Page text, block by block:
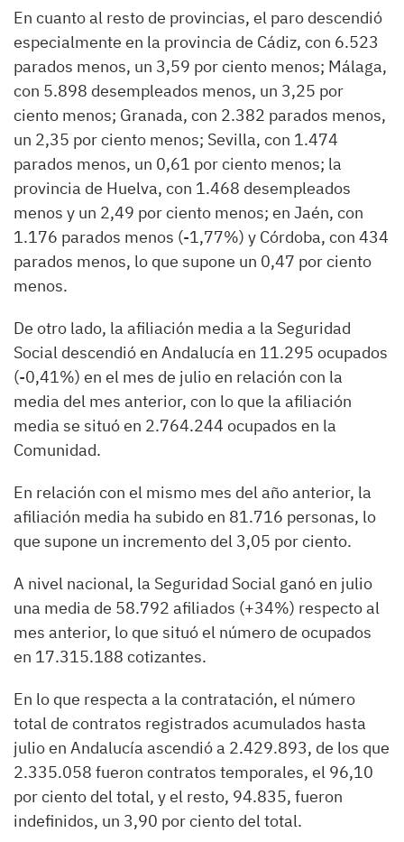
En cuanto al resto de provincias, el paro descendió
especialmente en la provincia de Cádiz, con 6.523
parados menos, un 3,59 por ciento menos; Málaga,
con 5.898 desempleados menos, un 3,25 por
ciento menos; Granada, con 2.382 parados menos,
un 2,35 por ciento menos; Sevilla, con 1.474
parados menos, un 0,61 por ciento menos; la
provincia de Huelva, con 1.468 desempleados
menos y un 2,49 por ciento menos; en Jaén, con
1.176 parados menos (-1,77%) y Córdoba, con 434
parados menos, lo que supone un 0,47 por ciento
menos.
De otro lado, la afiliación media a la Seguridad
Social descendió en Andalucía en 11.295 ocupados
(-0,41%) en el mes de julio en relación con la
media del mes anterior, con lo que la afiliación
media se situó en 2.764.244 ocupados en la
Comunidad.
En relación con el mismo mes del año anterior, la
afiliación media ha subido en 81.716 personas, lo
que supone un incremento del 3,05 por ciento.
A nivel nacional, la Seguridad Social ganó en julio
una media de 58.792 afiliados (+34%) respecto al
mes anterior, lo que situó el número de ocupados
en 17.315.188 cotizantes.
En lo que respecta a la contratación, el número
total de contratos registrados acumulados hasta
julio en Andalucía ascendió a 2.429.893, de los que
2.335.058 fueron contratos temporales, el 96,10
por ciento del total, y el resto, 94.835, fueron
indefinidos, un 3,90 por ciento del total.